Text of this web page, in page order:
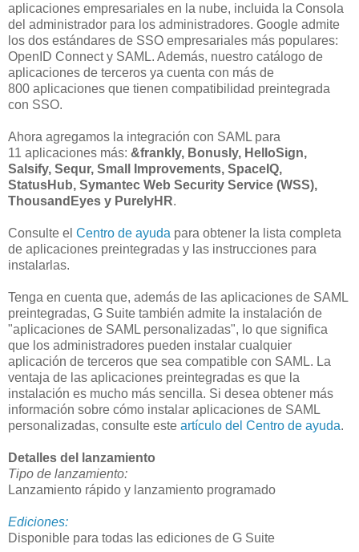
aplicaciones empresariales en la nube, incluida la Consola
del administrador para los administradores. Google admite
los dos estándares de SSO empresariales más populares:
OpenID Connect y SAML. Además, nuestro catálogo de
aplicaciones de terceros ya cuenta con más de
800 aplicaciones que tienen compatibilidad preintegrada
con SSO.
Ahora agregamos la integración con SAML para
11 aplicaciones más: &frankly, Bonusly, HelloSign,
Salsify, Sequr, Small Improvements, SpaceIQ,
StatusHub, Symantec Web Security Service (WSS),
ThousandEyes y PurelyHR.
Consulte el Centro de ayuda para obtener la lista completa
de aplicaciones preintegradas y las instrucciones para
instalarlas.
Tenga en cuenta que, además de las aplicaciones de SAML
preintegradas, G Suite también admite la instalación de
"aplicaciones de SAML personalizadas", lo que significa
que los administradores pueden instalar cualquier
aplicación de terceros que sea compatible con SAML. La
ventaja de las aplicaciones preintegradas es que la
instalación es mucho más sencilla. Si desea obtener más
información sobre cómo instalar aplicaciones de SAML
personalizadas, consulte este artículo del Centro de ayuda.
Detalles del lanzamiento
Tipo de lanzamiento:
Lanzamiento rápido y lanzamiento programado
Ediciones:
Disponible para todas las ediciones de G Suite